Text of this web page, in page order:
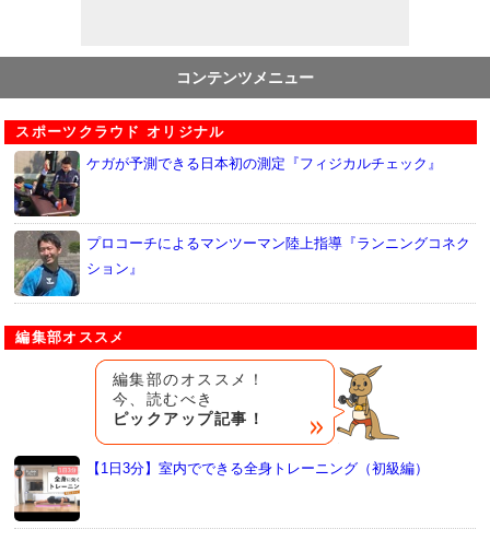
コンテンツメニュー
スポーツクラウド オリジナル
ケガが予測できる日本初の測定『フィジカルチェック』
プロコーチによるマンツーマン陸上指導『ランニングコネク
ション』
編集部オススメ
編集部のオススメ！
今、読むべき
ピックアップ記事！
【1日3分】室内でできる全身トレーニング（初級編）